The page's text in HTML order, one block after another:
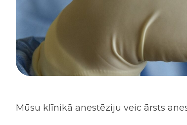
Mūsu klīnikā anestēziju veic ārsts